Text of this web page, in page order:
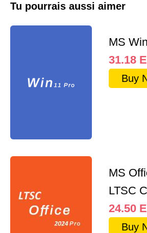
Tu pourrais aussi aimer
MS
31.18
Buy
MS
LTSC
24.50
Buy